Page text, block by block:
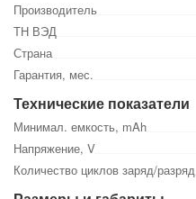
Производитель
ТН ВЭД
Страна
Гарантия, мес.
Технические показатели
Минимал. емкость, mAh
Напряжение, V
Количество циклов заряд/разряд